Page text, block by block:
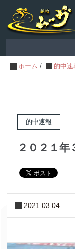
ホーム / 的中速
的中速報
２０２１
2021.03.04